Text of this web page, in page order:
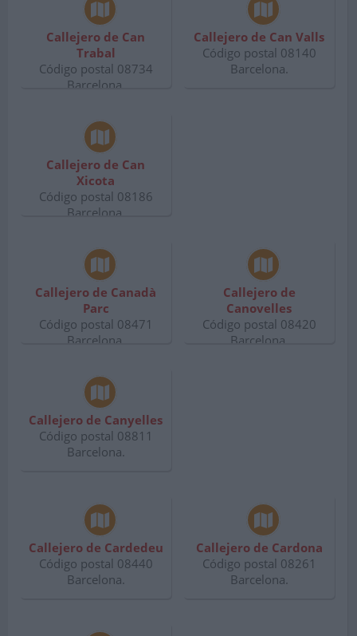
Callejero de Can
Trabal
Código postal 08734
Barcelona.
Callejero de Can Valls
Código postal 08140
Barcelona.
Callejero de Can
Xicota
Código postal 08186
Barcelona.
Callejero de Canadà
Parc
Código postal 08471
Barcelona.
Callejero de
Canovelles
Código postal 08420
Barcelona.
Callejero de Canyelles
Código postal 08811
Barcelona.
Callejero de Cardedeu
Código postal 08440
Barcelona.
Callejero de Cardona
Código postal 08261
Barcelona.